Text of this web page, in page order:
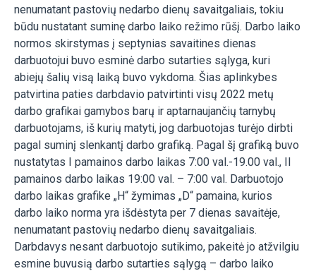
nenumatant pastovių nedarbo dienų savaitgaliais, tokiu
būdu nustatant suminę darbo laiko režimo rūšį. Darbo laiko
normos skirstymas į septynias savaitines dienas
darbuotojui buvo esminė darbo sutarties sąlyga, kuri
abiejų šalių visą laiką buvo vykdoma. Šias aplinkybes
patvirtina paties darbdavio patvirtinti visų 2022 metų
darbo grafikai gamybos barų ir aptarnaujančių tarnybų
darbuotojams, iš kurių matyti, jog darbuotojas turėjo dirbti
pagal suminį slenkantį darbo grafiką. Pagal šį grafiką buvo
nustatytas I pamainos darbo laikas 7:00 val.-19.00 val., II
pamainos darbo laikas 19:00 val. – 7:00 val. Darbuotojo
darbo laikas grafike „H“ žymimas „D“ pamaina, kurios
darbo laiko norma yra išdėstyta per 7 dienas savaitėje,
nenumatant pastovių nedarbo dienų savaitgaliais.
Darbdavys nesant darbuotojo sutikimo, pakeitė jo atžvilgiu
esmine buvusią darbo sutarties sąlygą – darbo laiko